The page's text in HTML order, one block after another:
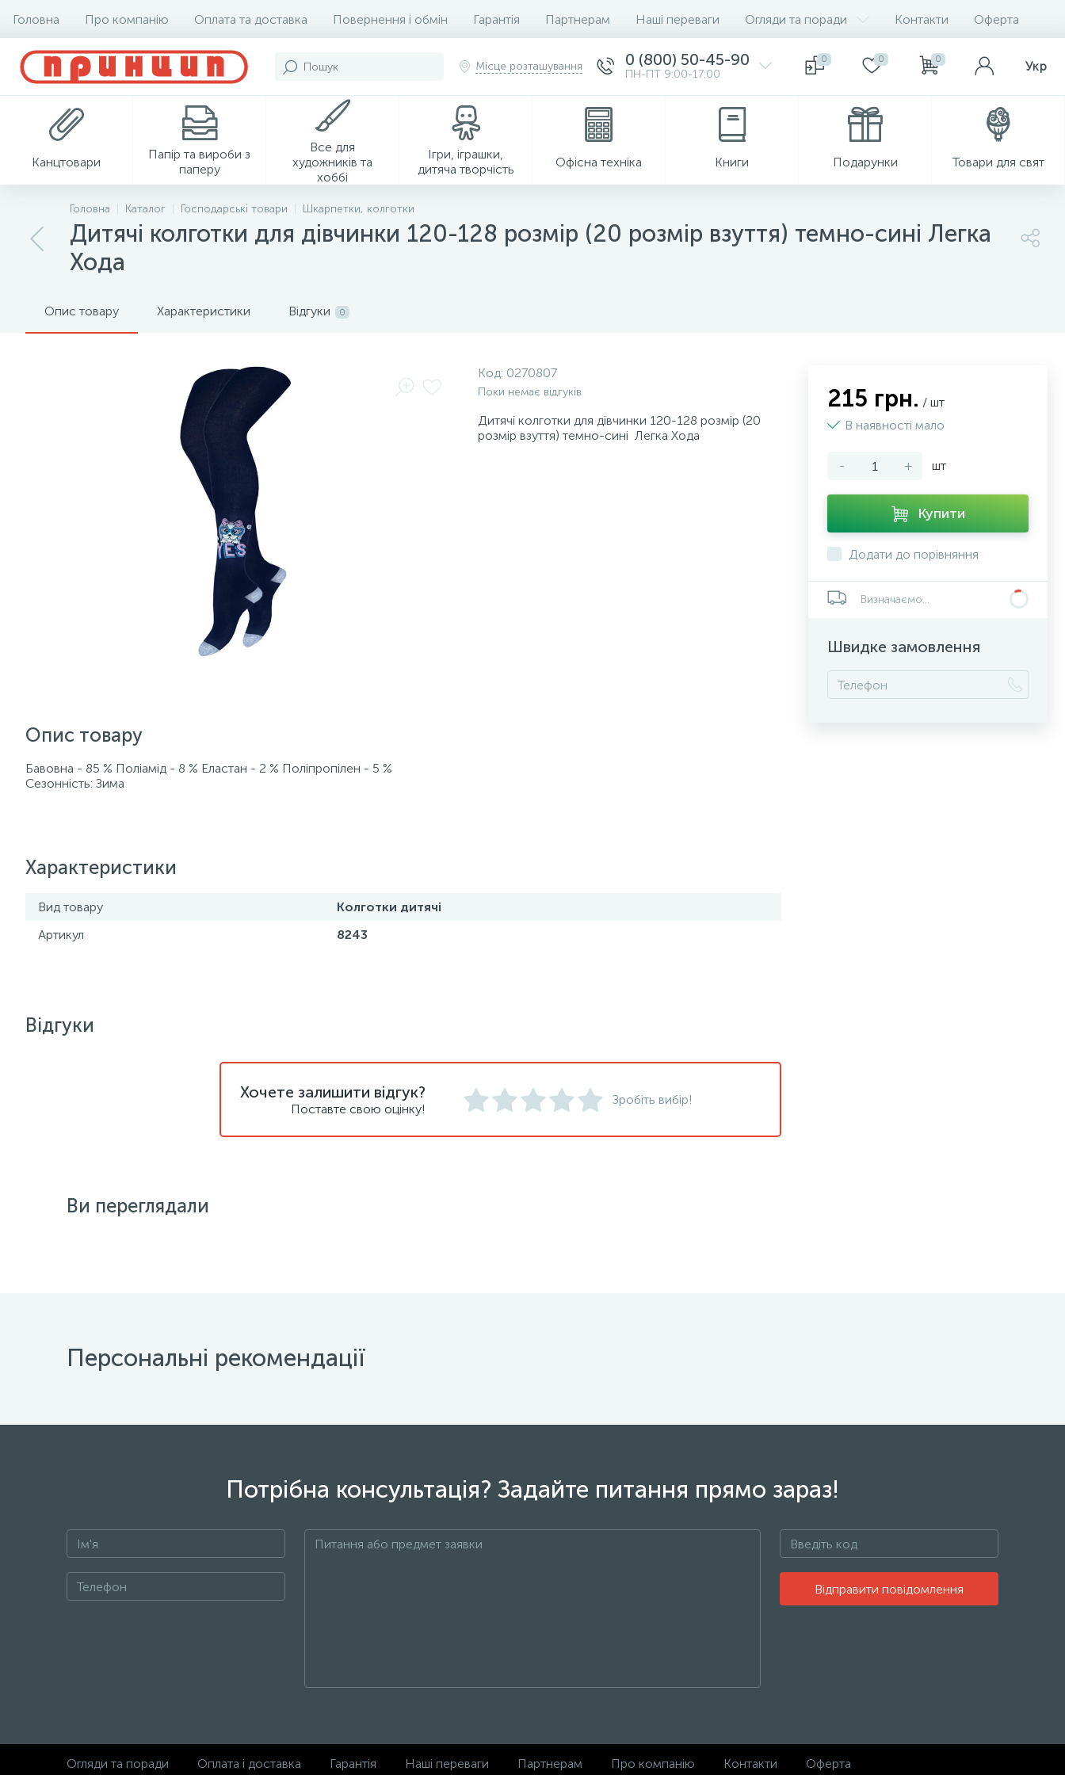
Головна Про компанію Оплата та доставка Повернення і обмін Гарантія Партнерам Наші переваги Огляди та поради Контакти Оферта
Місце розташування 0 (800) 50-45-90
ПН-ПТ 9:00-17:00
0 0 0 Укр
Канцтовари
Папір та вироби з
паперу
Все для
художників та
хоббі
Ігри, іграшки,
дитяча творчість
Офісна техніка Книги Подарунки Товари для свят
Господарські товари
Головна Каталог Господарські товари Шкарпетки, колготки
Дитячі колготки для дівчинки 120-128 розмір (20 розмір взуття) темно-сині Легка
Хода
Опис товару Характеристики Відгуки 0
Код: 0270807
Поки немає відгуків
Дитячі колготки для дівчинки 120-128 розмір (20
розмір взуття) темно-сині Легка Хода
Опис товару
Бавовна - 85 % Поліамід - 8 % Еластан - 2 % Поліпропілен - 5 %
Сезонність: Зима
Характеристики
Вид товару
Колготки дитячі
Артикул
8243
215 грн. / шт
В наявності мало
- + шт
Купити
Додати до порівняння
Визначаємо...
Швидке замовлення
Відгуки
Хочете залишити відгук?
Поставте свою оцінку!
Зробіть вибір!
Ви переглядали
Персональні рекомендації
Потрібна консультація? Задайте питання прямо зараз!
Відправити повідомлення
Огляди та поради Оплата і доставка Гарантія Наші переваги Партнерам Про компанію Контакти Оферта